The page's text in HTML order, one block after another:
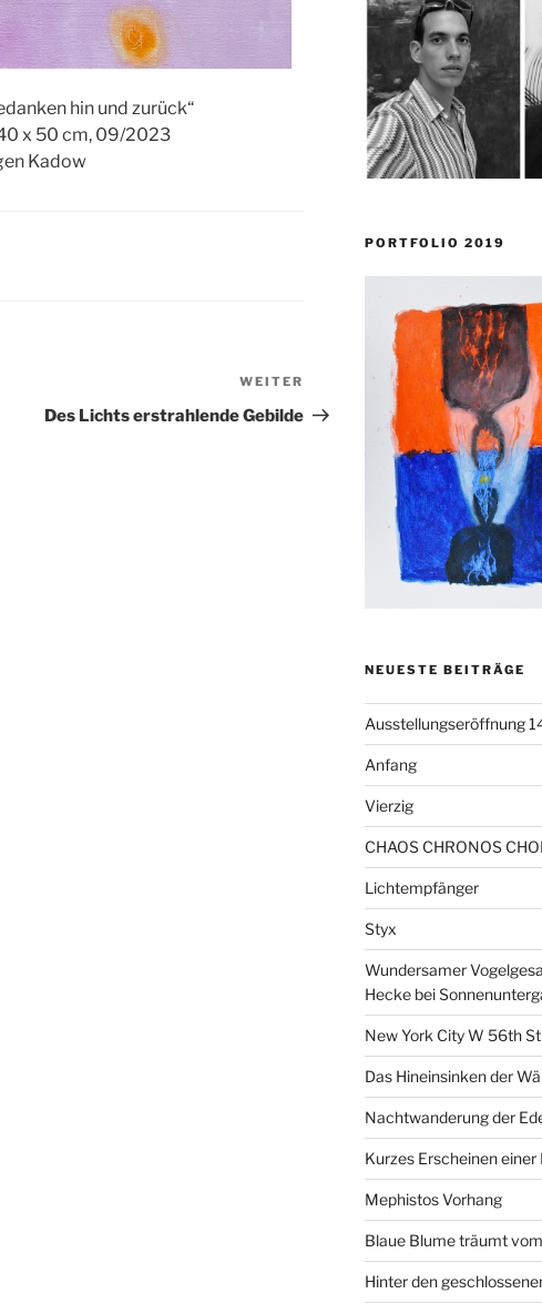
hin und zurück“
x 50 cm, 09/2023
Kadow
Nächster
Beitrag
WEITER
Des Lichts erstrahlende Gebilde
PORTFOLIO 2019
NEUESTE BEITRÄGE
Ausstellungseröffnung
Anfang
Vierzig
CHAOS CHRONOS
Lichtempfänger
Styx
Wundersamer
Hecke bei
New York City W 56th
Das Hineinsinken der
Nachtwanderung der
Kurzes Erscheinen einer
Mephistos Vorhang
Blaue Blume träumt
Hinter den